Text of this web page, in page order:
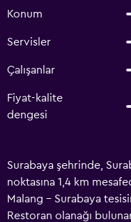
Konum
Servisler
Çalışanlar
Fiyat-kalite
dengesi
Surabaya şehrinde,
noktasına 1,4 km
Malang - Surabaya
Restoran olanağı